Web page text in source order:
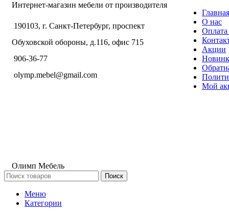
Интернет-магазин мебели от производителя
190103, г. Санкт-Петербург, проспект
Обуховской обороны, д.116, офис 715
906-36-77
olymp.mebel@gmail.com
Главная
О нас
Оплата
Акции
Мой
Олимп Мебель
Поиск
Меню
Категории